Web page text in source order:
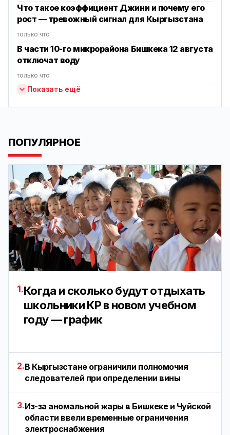
Что такое коэффициент Джини и почему его
рост — тревожный сигнал для Кыргызстана
только что
В части 10-го микрорайона Бишкека 12 августа
отключат воду
только что
Показать ещё
ПОПУЛЯРНОЕ
1.Когда и сколько будут отдыхать
школьники КР в новом учебном
году — график
2.В Кыргызстане ограничили полномочия
следователей при определении вины
3.Из-за аномальной жары в Бишкеке и Чуйской
области ввели временные ограничения
электроснабжения